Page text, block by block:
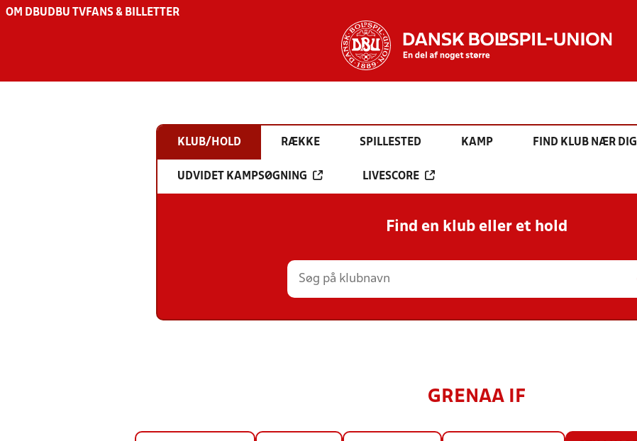
OM DBU DBU TV FANS & BILLETTER
KLUB/HOLD RÆKKE SPILLESTED KAMP FIND KLUB NÆR DIG
UDVIDET KAMPSØGNING LIVESCORE
Find en klub eller et hold
GRENAA IF